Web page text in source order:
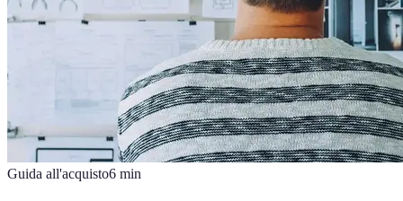
Guida all'acquisto6 min